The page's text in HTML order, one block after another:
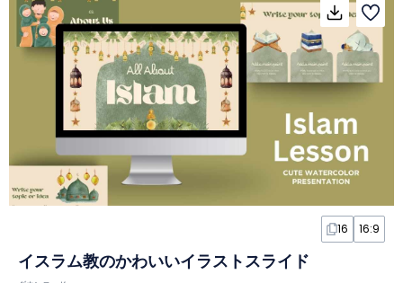
16 16:9
イスラム教のかわいいイラストスライド